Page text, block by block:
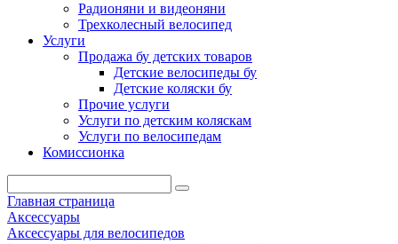
Радионяни и видеоняни
Трехколесный велосипед
Услуги
Продажа бу детских товаров
Детские велосипеды бу
Детские коляски бу
Прочие услуги
Услуги по детским коляскам
Услуги по велосипедам
Комиссионка
Главная страница
Аксессуары
Аксессуары для велосипедов